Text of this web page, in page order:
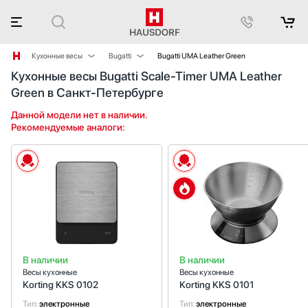
Кухонные весы
Аксессуары
Аксессуары и принадлежности
Акустические системы
Аромастанции
Барбекю
Беспроводные акустические системы
Вакуумные упаковщики
Варочные центры
Вентиляторы
Винные шкафы
Витрины
Bugatti
Korting
Smeg
Bugatti UMA Leather Green
Кухонные весы Bugatti Scale-Timer UMA Leather
Green в Санкт-Петербурге
Данной модели нет в наличии.
Рекомендуемые аналоги:
В наличии
Весы кухонные
Korting KKS 0102
Тип: электронные
В наличии
Весы кухонные
Korting KKS 0101
Тип: электронные